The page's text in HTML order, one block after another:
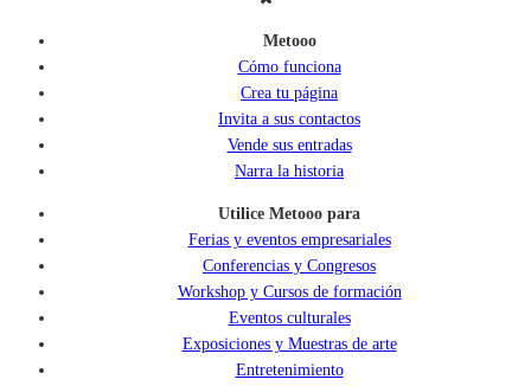
Metooo
Cómo funciona
Crea tu página
Invita a sus contactos
Vende sus entradas
Narra la historia
Utilice Metooo para
Ferias y eventos empresariales
Conferencias y Congresos
Workshop y Cursos de formación
Eventos culturales
Exposiciones y Muestras de arte
Entretenimiento